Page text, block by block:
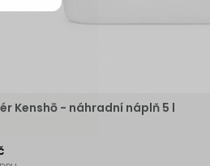
Kenshō - náhradní náplň 5 l